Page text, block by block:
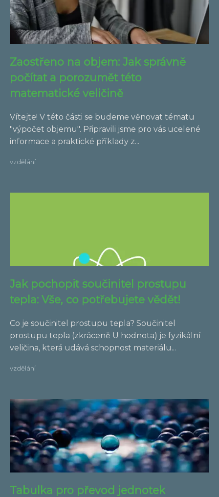
Zaostřeno na objem: Jak správně
počítat a porozumět této
matematické veličině
Vítejte! V této části se budeme věnovat tématu
"výpočet objemu". Připravili jsme pro vás ucelené
informace a praktické příklady z...
vzdělání
Jak pochopit součinitel prostupu
tepla: Vše, co potřebujete vědět!
Co je součinitel prostupu tepla? Součinitel
prostupu tepla (zkráceně U hodnota) je fyzikální
veličina, která udává schopnost materiálu...
vzdělání
Tabulka pro převod jednotek